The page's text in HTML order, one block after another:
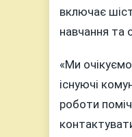
включає
навчання та
«Ми
існуючі
роботи